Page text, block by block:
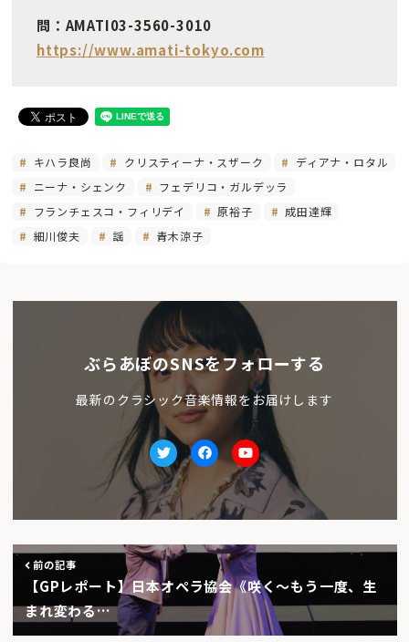
問：AMATI03-3560-3010
https://www.amati-tokyo.com
キハラ良尚 クリスティーナ・スザーク
ディアナ・ロタル
ニーナ・シェンク
フェデリコ・ガルデッラ
フランチェスコ・フィリデイ
原裕子
成田達輝
細川俊夫
謡 青木涼子
ぶらあぼのSNSをフォローする
最新のクラシック音楽情報をお届けします
TwitterfacebookYoutube
前の記事
【GPレポート】日本オペラ協会《咲く～もう一度、生
まれ変わる…